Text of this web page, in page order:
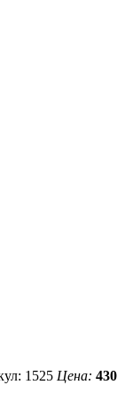
1525 Цена: 430